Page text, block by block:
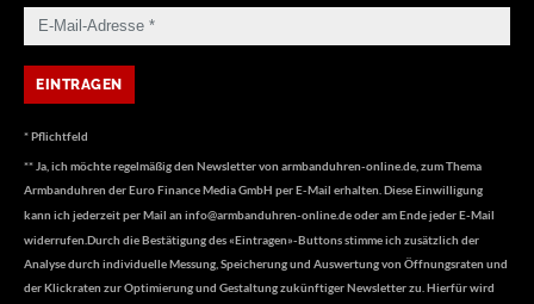
* Pflichtfeld
** Ja, ich möchte regelmäßig den Newsletter von armbanduhren-online.de, zum Thema
Armbanduhren der Euro Finance Media GmbH per E-Mail erhalten. Diese Einwilligung
kann ich jederzeit per Mail an info@armbanduhren-online.deoder am Ende jeder E-Mail
widerrufen.Durch die Bestätigung des «Eintragen»-Buttons stimme ich zusätzlich der
Analyse durch individuelle Messung, Speicherung und Auswertung von Öffnungsraten und
der Klickraten zur Optimierung und Gestaltung zukünftiger Newsletter zu. Hierfür wird